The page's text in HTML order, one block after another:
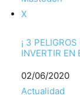
X
¡ 3
INVERTIR EN
Fecha
02/06/2020
Respecto a
Actualidad